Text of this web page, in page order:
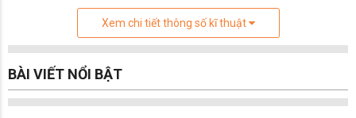
700/900mm
Sản xuất
Bảo hành 36 tháng chính hãng
Xem chi tiết thông số kĩ thuật
BÀI VIẾT NỔI BẬT